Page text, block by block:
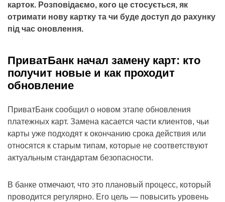
карток. Розповідаємо, кого це стосується, як
отримати нову картку та чи буде доступ до рахунку
під час оновлення.
ПриватБанк начал замену карт: кто
получит новые и как проходит
обновление
ПриватБанк сообщил о новом этапе обновления
платежных карт. Замена касается части клиентов, чьи
карты уже подходят к окончанию срока действия или
относятся к старым типам, которые не соответствуют
актуальным стандартам безопасности.
В банке отмечают, что это плановый процесс, который
проводится регулярно. Его цель — повысить уровень